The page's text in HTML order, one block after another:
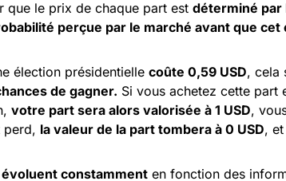
que le prix de chaque part est déterminé par
perçue par le marché avant que
élection présidentielle coûte 0,59 USD, cela
de gagner. Si vous achetez cette part
votre part sera alors valorisée à 1 USD,
perd, la valeur de la part tombera à 0 USD,
constamment en fonction des